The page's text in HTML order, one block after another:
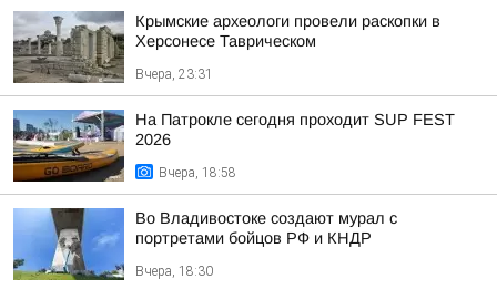
Крымские археологи провели раскопки в
Херсонесе Таврическом
Вчера, 23:31
На Патрокле сегодня проходит SUP FEST
2026
Вчера, 18:58
Во Владивостоке создают мурал с
портретами бойцов РФ и КНДР
Вчера, 18:30